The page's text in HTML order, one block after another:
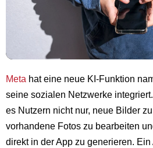
Meta hat eine neue KI-Funktion
seine sozialen Netzwerke
es Nutzern nicht nur, neue Bilder
vorhandene Fotos zu bearbeiten
direkt in der App zu generieren.